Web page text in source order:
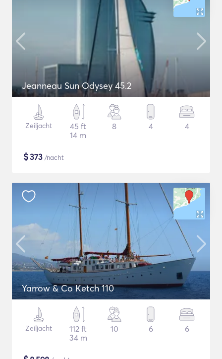
Jeanneau Sun Odysey 45.2
Zeiljacht
45 ft
14 m
8 4 4
$373 /nacht
Yarrow & Co Ketch 110
Zeiljacht
112 ft
34 m
10 6 6